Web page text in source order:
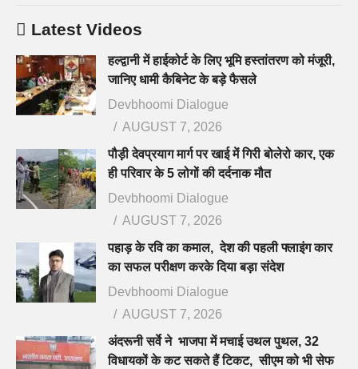
Latest Videos
हल्द्वानी में हाईकोर्ट के लिए भूमि हस्तांतरण को मंजूरी,
जानिए धामी कैबिनेट के बड़े फैसले
Devbhoomi Dialogue
AUGUST 7, 2026
पौड़ी देवप्रयाग मार्ग पर खाई में गिरी बोलेरो कार, एक
ही परिवार के 5 लोगों की दर्दनाक मौत
Devbhoomi Dialogue
AUGUST 7, 2026
पहाड़ के रवि का कमाल, देश की पहली फ्लाइंग कार
का सफल परीक्षण करके दिया बड़ा संदेश
Devbhoomi Dialogue
AUGUST 7, 2026
अंदरूनी सर्वे ने भाजपा में मचाई उथल पुथल, 32
विधायकों के कट सकते हैं टिकट, सीएम को भी सेफ